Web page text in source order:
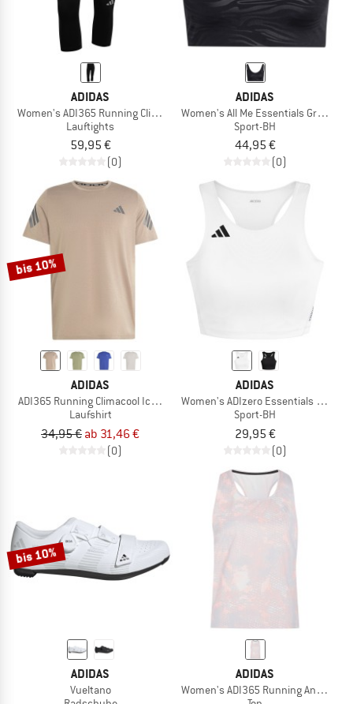
ADIDAS
Women's ADI365 Running Climacool 3/4 Leggings
Lauftights
59,95 €
(0)
ADIDAS
Women's All Me Essentials Graphic
Sport-BH
44,95 €
(0)
bis 10%
ADIDAS
ADI365 Running Climacool Iconic T-Shirt
Laufshirt
34,95 € ab 31,46 €
(0)
ADIDAS
Women's ADIzero Essentials
Sport-BH
29,95 €
(0)
bis 10%
ADIDAS
Vueltano
ADIDAS
Women's ADI365 Running Animal